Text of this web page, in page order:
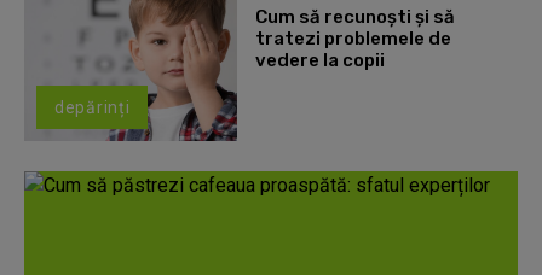
depărinți
Cum să recunoști și să
tratezi problemele de
vedere la copii